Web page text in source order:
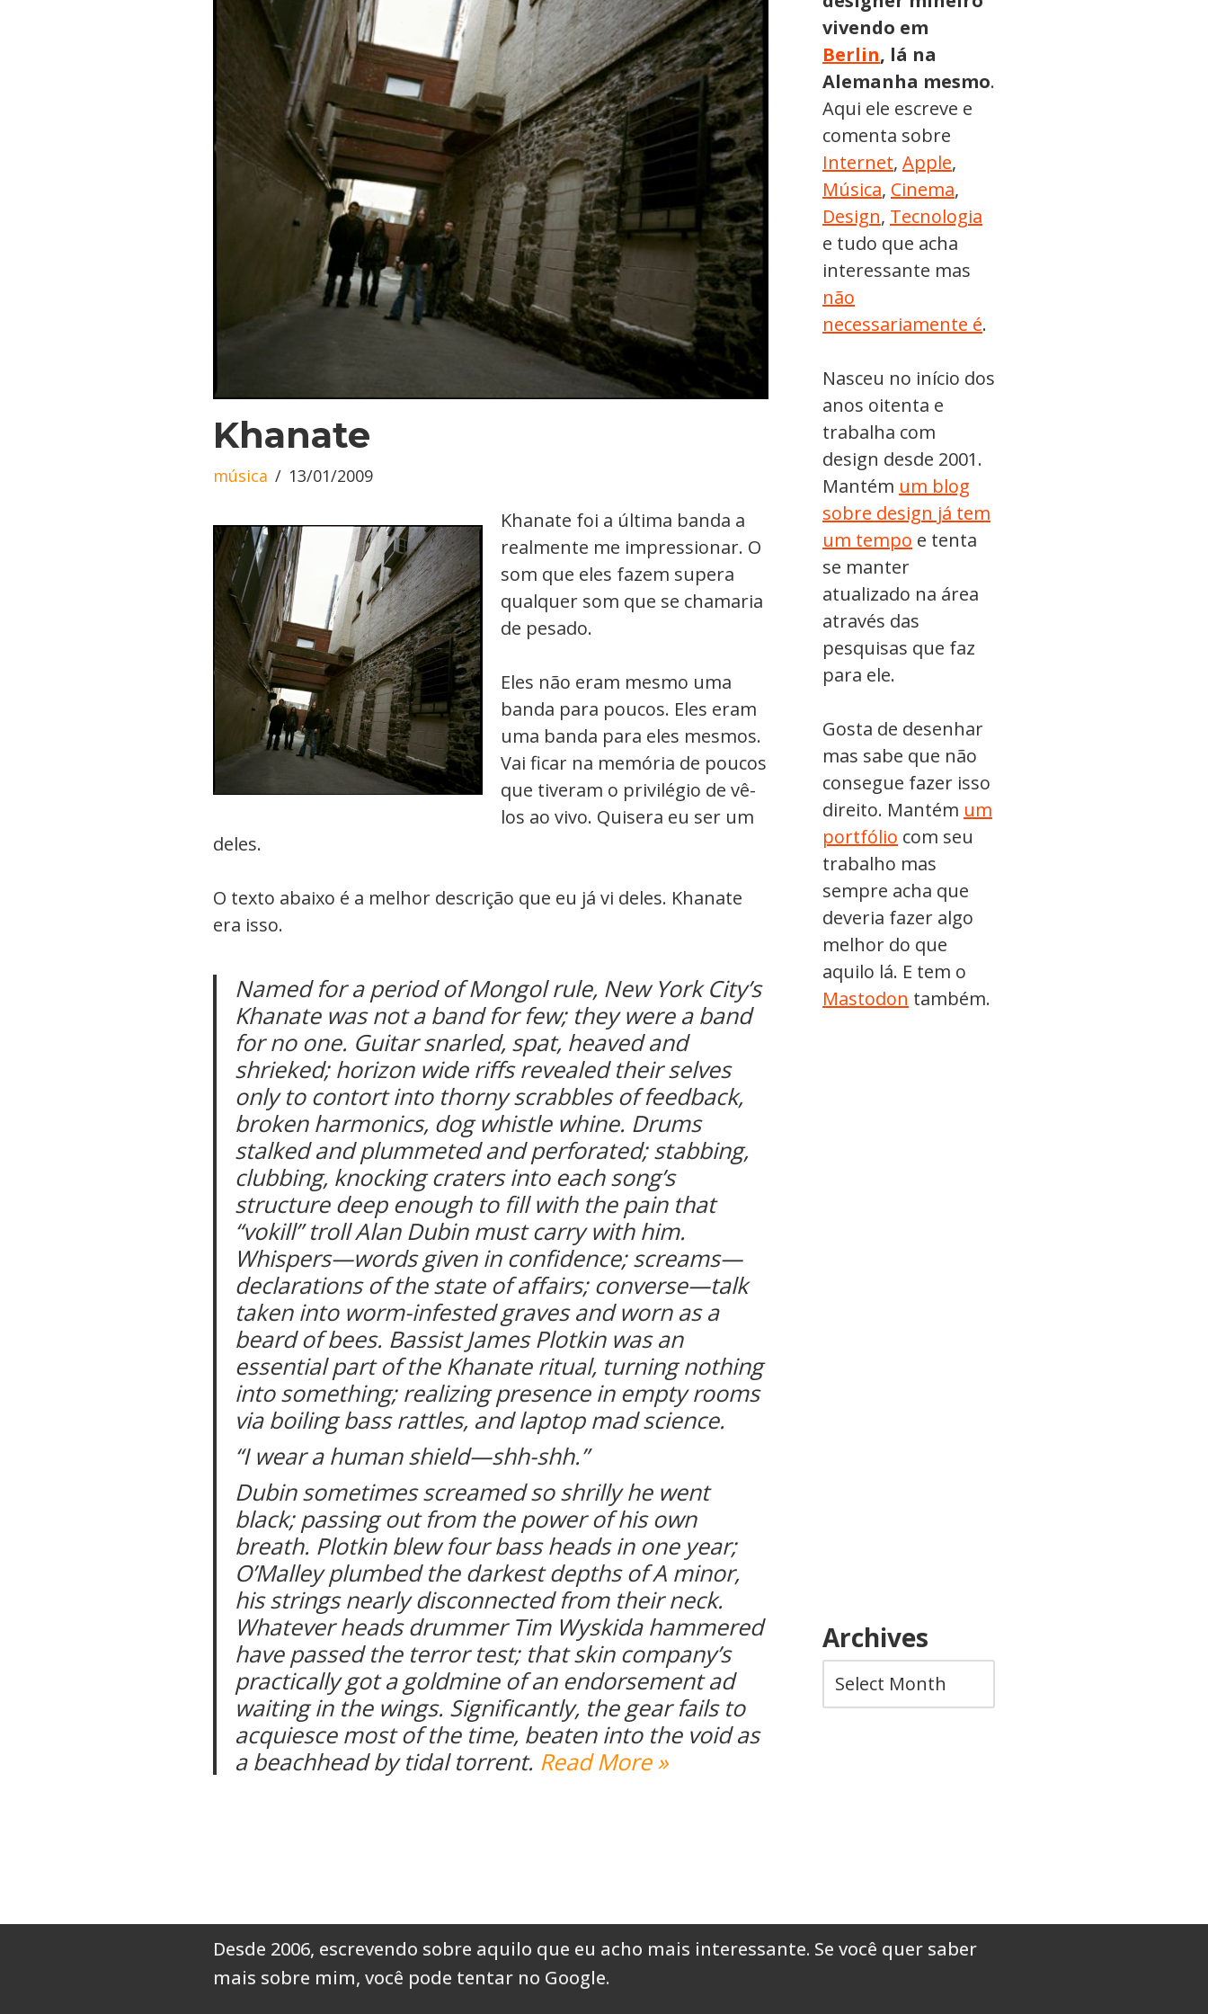
Khanate
música 13/01/2009
Khanate foi a última banda a
realmente me impressionar. O
som que eles fazem supera
qualquer som que se chamaria
de pesado.
Eles não eram mesmo uma
banda para poucos. Eles eram
uma banda para eles mesmos.
Vai ficar na memória de poucos
que tiveram o privilégio de vê-
los ao vivo. Quisera eu ser um
deles.
O texto abaixo é a melhor descrição que eu já vi deles. Khanate
era isso.
Named for a period of Mongol rule, New York City’s
Khanate was not a band for few; they were a band
for no one. Guitar snarled, spat, heaved and
shrieked; horizon wide riffs revealed their selves
only to contort into thorny scrabbles of feedback,
broken harmonics, dog whistle whine. Drums
stalked and plummeted and perforated; stabbing,
clubbing, knocking craters into each song’s
structure deep enough to fill with the pain that
“vokill” troll Alan Dubin must carry with him.
Whispers—words given in confidence; screams—
declarations of the state of affairs; converse—talk
taken into worm-infested graves and worn as a
beard of bees. Bassist James Plotkin was an
essential part of the Khanate ritual, turning nothing
into something; realizing presence in empty rooms
via boiling bass rattles, and laptop mad science.
“I wear a human shield—shh-shh.”
Dubin sometimes screamed so shrilly he went
black; passing out from the power of his own
breath. Plotkin blew four bass heads in one year;
O’Malley plumbed the darkest depths of A minor,
his strings nearly disconnected from their neck.
Whatever heads drummer Tim Wyskida hammered
have passed the terror test; that skin company’s
practically got a goldmine of an endorsement ad
waiting in the wings. Significantly, the gear fails to
acquiesce most of the time, beaten into the void as
a beachhead by tidal torrent. Read More »
vivendo em
Berlin, lá na
Alemanha mesmo.
Aqui ele escreve e
comenta sobre
Internet, Apple,
Música, Cinema,
Design, Tecnologia
e tudo que acha
interessante mas
não
necessariamente é.
Nasceu no início dos
anos oitenta e
trabalha com
design desde 2001.
Mantém um blog
sobre design já tem
um tempo e tenta
se manter
atualizado na área
através das
pesquisas que faz
para ele.
Gosta de desenhar
mas sabe que não
consegue fazer isso
direito. Mantém um
portfólio com seu
trabalho mas
sempre acha que
deveria fazer algo
melhor do que
aquilo lá. E tem o
Mastodon também.
Archives
Desde 2006, escrevendo sobre aquilo que eu acho mais interessante. Se você quer saber
mais sobre mim, você pode tentar no Google.